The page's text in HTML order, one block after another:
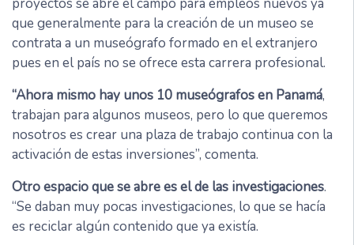
proyectos se abre el campo para empleos nuevos ya
que generalmente para la creación de un museo se
contrata a un museógrafo formado en el extranjero
pues en el país no se ofrece esta carrera profesional.
“Ahora mismo hay unos 10 museógrafos en Panamá,
trabajan para algunos museos, pero lo que queremos
nosotros es crear una plaza de trabajo continua con la
activación de estas inversiones”, comenta.
Otro espacio que se abre es el de las investigaciones.
“Se daban muy pocas investigaciones, lo que se hacía
es reciclar algún contenido que ya existía.